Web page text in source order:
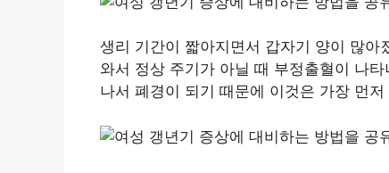
생리 기간이 짧아지면서 갑자기 양이 많
와서 정상 주기가 아닐 때 부정출혈이 나
나서 폐경이 되기 때문에 이것은 가장 먼